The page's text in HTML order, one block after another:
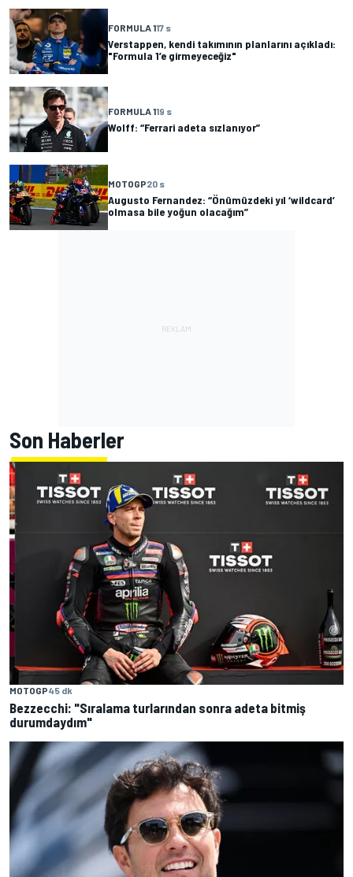
FORMULA 117 s
Verstappen, kendi takımının planlarını açıkladı:
"Formula 1’e girmeyeceğiz"
FORMULA 119 s
Wolff: “Ferrari adeta sızlanıyor”
MOTOGP20 s
Augusto Fernandez: “Önümüzdeki yıl ‘wildcard’
olmasa bile yoğun olacağım”
Son Haberler
MOTOGP45 dk
Bezzecchi: "Sıralama turlarından sonra adeta bitmiş
durumdaydım"